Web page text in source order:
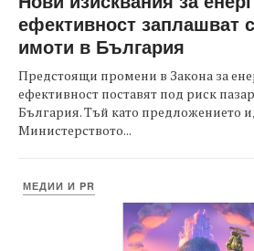
ефективност заплашват
имоти в България
Предстоящи промени в Закона за
ефективност поставят под риск
България. Тъй като предложението
Министерството...
МЕДИИ И PR